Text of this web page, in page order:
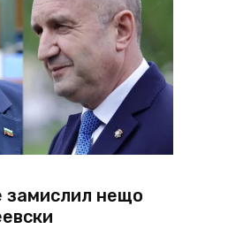
замислил нещо